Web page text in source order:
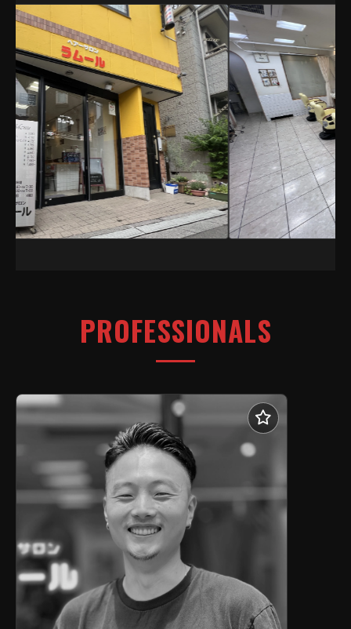
PROFESSIONALS